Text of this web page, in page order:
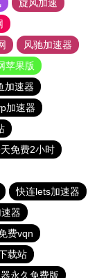
旋风加速
风驰加速器
苹果版
加速器
加速器
免费2小时
快连lets加速器
器
费vqn
载站
永久免费版